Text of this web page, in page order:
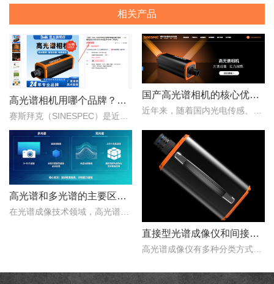
相关产品
高光谱相机用哪个品牌？赛斯拜克怎么样？
国产高光谱相机的核心优势：从“跟跑”到“并跑”的跨越
高光谱和多光谱的主要区别有哪些？
在光谱成像技术领域，高光谱成像与多光谱成像代表了两个重要的技术方向。..
直接型光谱成像仪和间接型光谱成像仪区别